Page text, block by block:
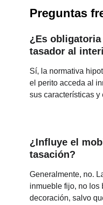
Preguntas
¿Es
tasador al
Sí, la normativa
el perito acceda al
sus características y
¿Influye el
tasación?
Generalmente, no.
inmueble fijo, no los
decoración, salvo